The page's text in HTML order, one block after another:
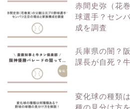
赤間史弥（花
球選手？セン
成を調査
兵庫県の闇？
課長が自死？
変化球の種類